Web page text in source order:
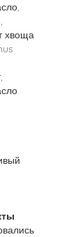
хвоща